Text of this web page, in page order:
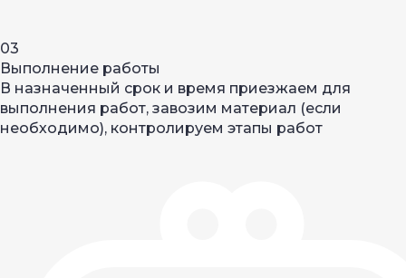
03
Выполнение работы
В назначенный срок и время приезжаем для
выполнения работ, завозим материал (если
необходимо), контролируем этапы работ